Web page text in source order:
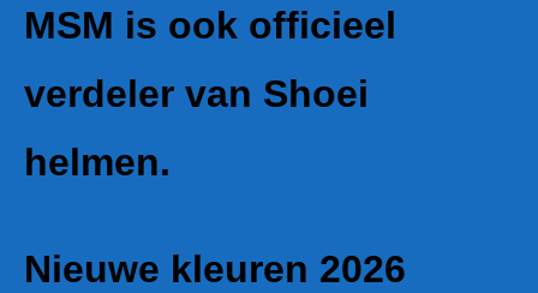
MSM is ook officieel
verdeler van Shoei
helmen.
Nieuwe kleuren 2026